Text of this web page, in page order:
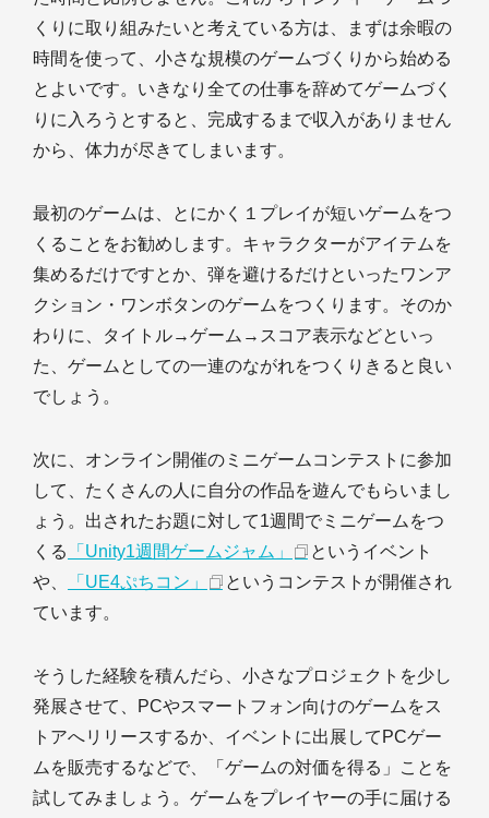
くりに取り組みたいと考えている方は、まずは余暇の
時間を使って、小さな規模のゲームづくりから始める
とよいです。いきなり全ての仕事を辞めてゲームづく
りに入ろうとすると、完成するまで収入がありません
から、体力が尽きてしまいます。
最初のゲームは、とにかく１プレイが短いゲームをつ
くることをお勧めします。キャラクターがアイテムを
集めるだけですとか、弾を避けるだけといったワンア
クション・ワンボタンのゲームをつくります。そのか
わりに、タイトル→ゲーム→スコア表示などといっ
た、ゲームとしての一連のながれをつくりきると良い
でしょう。
次に、オンライン開催のミニゲームコンテストに参加
して、たくさんの人に自分の作品を遊んでもらいまし
ょう。出されたお題に対して1週間でミニゲームをつ
くる
「Unity1週間ゲームジャム」
というイベント
や、
「UE4ぷちコン」
というコンテストが開催され
ています。
そうした経験を積んだら、小さなプロジェクトを少し
発展させて、PCやスマートフォン向けのゲームをス
トアへリリースするか、イベントに出展してPCゲー
ムを販売するなどで、「ゲームの対価を得る」ことを
試してみましょう。ゲームをプレイヤーの手に届ける